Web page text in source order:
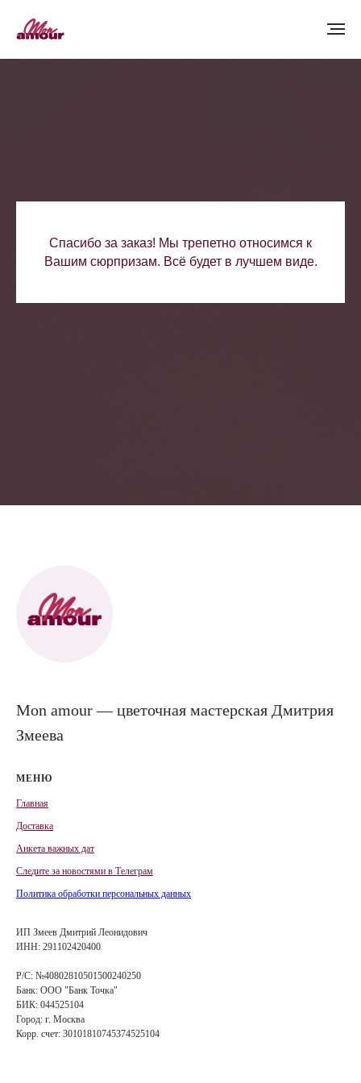
Спасибо за заказ! Мы трепетно относимся к
Вашим сюрпризам. Всё будет в лучшем виде.
Mon amour — цветочная мастерская Дмитрия
Змеева
МЕНЮ
Главная
Доставка
Анкета важных дат
Следите за новостями в Телеграм
Политика обработки персональных данных
ИП Змеев Дмитрий Леонидович
ИНН: 291102420400
Р/С: №40802810501500240250
Банк: ООО "Банк Точка"
БИК: 044525104
Город: г. Москва
Корр. счет: 30101810745374525104